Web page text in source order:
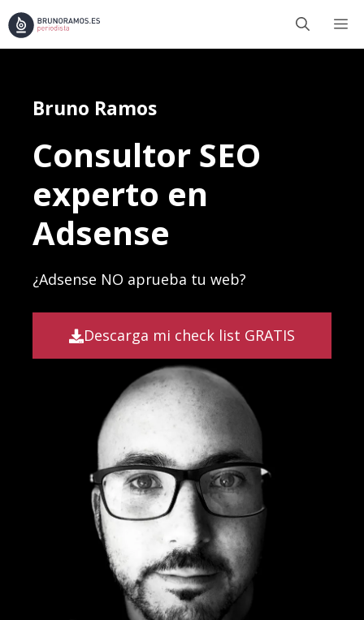
Saltar
al
contenido
Bruno Ramos
Consultor SEO
experto en
Adsense
¿Adsense NO aprueba tu web?
Descarga mi check list GRATIS